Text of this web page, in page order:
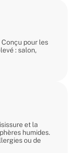
Conçu pour les
: salon,
et la
humides.
ou de